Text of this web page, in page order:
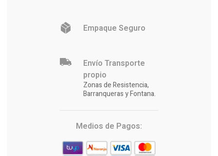
Empaque Seguro
Envío Transporte
propio
Zonas de Resistencia,
Barranqueras y Fontana.
Medios de Pagos: